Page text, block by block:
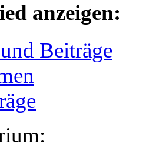
anzeigen:
Beiträge